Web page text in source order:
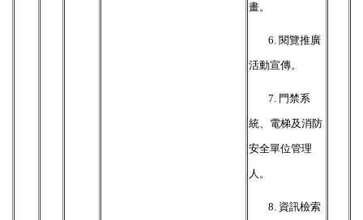
畫。
6. 閱覽推廣
活動宣傳。
7. 門禁系
統、電梯及消防
安全單位管理
人。
8. 資訊檢索